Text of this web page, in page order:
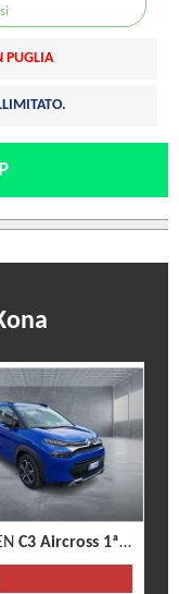
PUGLIA
C3 Aircross 1ª s.